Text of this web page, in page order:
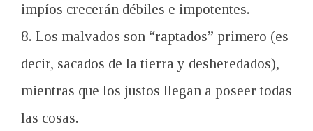
impíos crecerán débiles e impotentes.
8. Los malvados son “raptados” primero (es
decir, sacados de la tierra y desheredados),
mientras que los justos llegan a poseer todas
las cosas.